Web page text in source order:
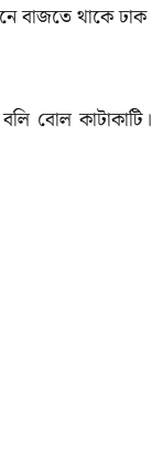
বাজতে থাকে ঢাক
বোল কাটাকাটি।